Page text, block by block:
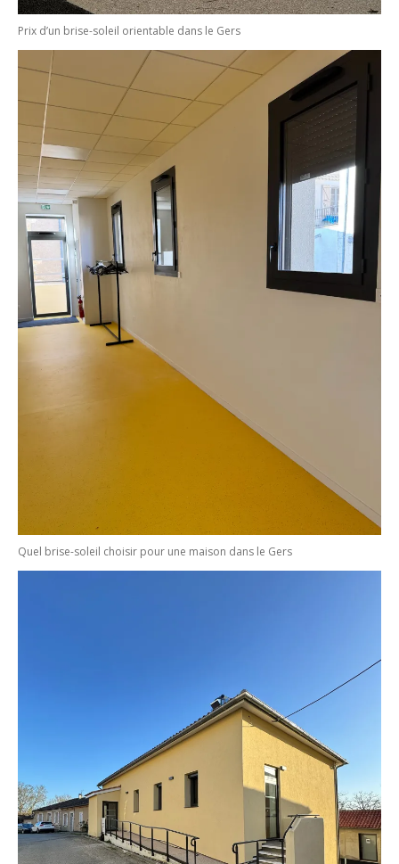
Prix d’un brise-soleil orientable dans le Gers
Quel brise-soleil choisir pour une maison dans le Gers